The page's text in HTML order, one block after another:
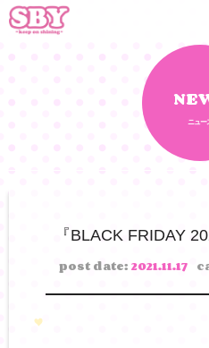
ニュー
『BLACK FRIDAY
post date: 2021.11.17